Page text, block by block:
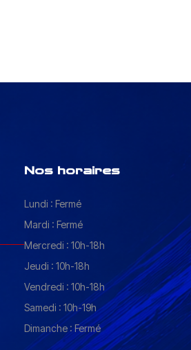
Nos horaires
Lundi : Fermé
Mardi : Fermé
Mercredi : 10h-18h
Jeudi : 10h-18h
Vendredi : 10h-18h
Samedi : 10h-19h
Dimanche : Fermé